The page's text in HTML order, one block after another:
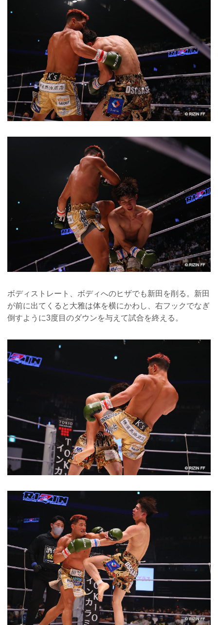
ボディストレート、ボディへのヒザでも新田を削る。新田
が前に出てくると大雅は体を横にかわし、右フックでなぎ
倒すように3度目のダウンを与えて試合を終える。